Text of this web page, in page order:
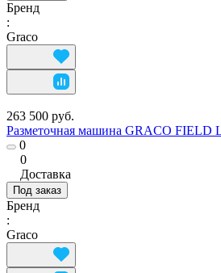
Бренд
:
Graco
263 500 руб.
Разметочная машина GRACO FIELD
0
0
Доставка
Под заказ
Бренд
:
Graco